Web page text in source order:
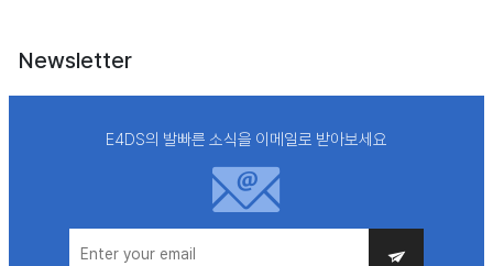
Newsletter
E4DS의 발빠른 소식을 이메일로 받아보세요